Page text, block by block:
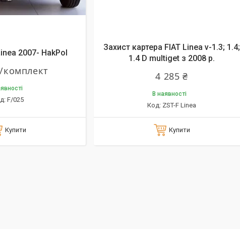
2007- HakPol
комплект
F/025
Купити
Захист картера FIAT Linea v-1.3; 1.4;
1.4 D multiget з 2008 р.
4 285 ₴
В наявності
ZST-F Linea
Купити